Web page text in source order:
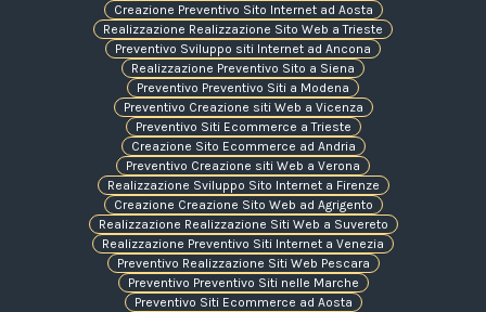
Creazione Preventivo Sito Internet ad Aosta
Realizzazione Realizzazione Sito Web a Trieste
Preventivo Sviluppo siti Internet ad Ancona
Realizzazione Preventivo Sito a Siena
Preventivo Preventivo Siti a Modena
Preventivo Creazione siti Web a Vicenza
Preventivo Siti Ecommerce a Trieste
Creazione Sito Ecommerce ad Andria
Preventivo Creazione siti Web a Verona
Realizzazione Sviluppo Sito Internet a Firenze
Creazione Creazione Sito Web ad Agrigento
Realizzazione Realizzazione Siti Web a Suvereto
Realizzazione Preventivo Siti Internet a Venezia
Preventivo Realizzazione Siti Web Pescara
Preventivo Preventivo Siti nelle Marche
Preventivo Siti Ecommerce ad Aosta